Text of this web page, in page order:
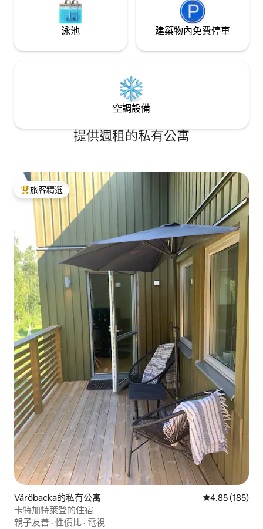
泳池 建築物內免費停車
空調設備
提供週租的私有公寓
旅客精選榜首
旅客精選
Väröbacka的私有公寓 從 185 則評價
4.85 (185)
卡特加特萊登的住宿
親子友善 · 性價比 · 電視